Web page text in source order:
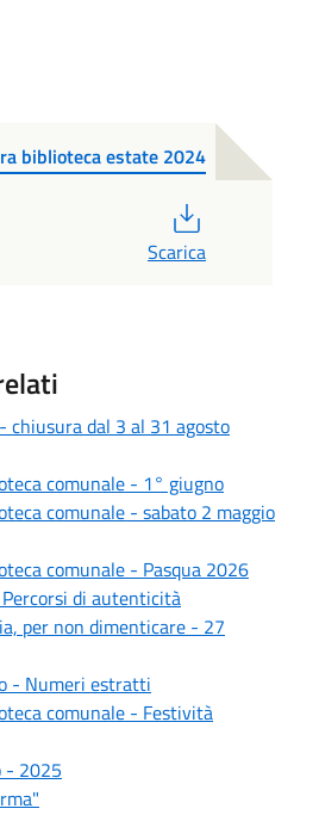
biblioteca estate 2024
Scarica
chiusura dal 3 al 31 agosto
comunale - 1° giugno
comunale - sabato 2 maggio
comunale - Pasqua 2026
di autenticità
per non dimenticare - 27
- Numeri estratti
comunale - Festività
- 2025